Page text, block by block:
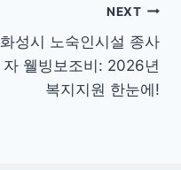
NEXT
화성시 노숙인시설 종사
자 웰빙보조비: 2026년
복지지원 한눈에!